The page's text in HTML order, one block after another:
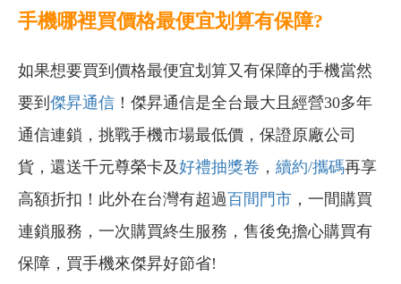
手機哪裡買價格最便宜划算有保障?
如果想要買到價格最便宜划算又有保障的手機當然
要到 傑昇通信 ！傑昇通信是全台最大且經營30多年
通信連鎖，挑戰手機市場最低價，保證原廠公司
貨，還送千元尊榮卡及好禮抽獎卷 ， 續約/攜碼再享
高額折扣！此外在台灣有超過百間門市 ，一間購買
連鎖服務，一次購買終生服務，售後免擔心購買有
保障，買手機來傑昇好節省!